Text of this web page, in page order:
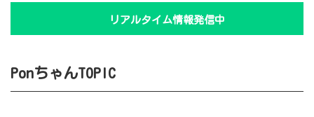
リアルタイム情報発信中
PonちゃんTOPIC